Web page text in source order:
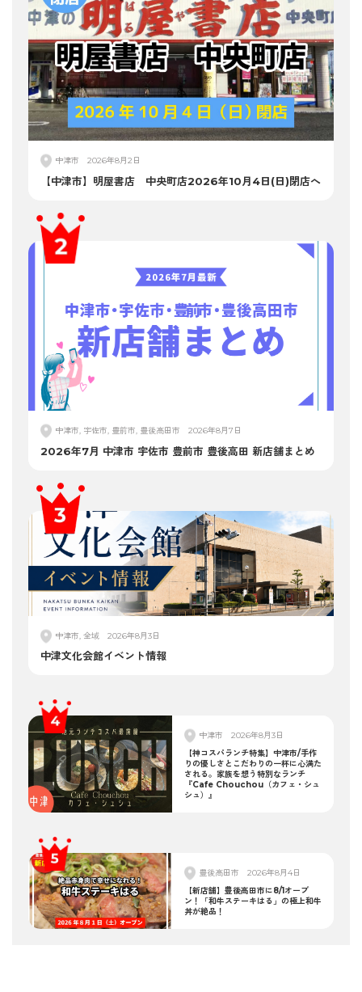
中津市 2026年8月2日
【中津市】明屋書店 中央町店2026年10月4日(日)閉店へ
中津市, 宇佐市, 豊前市, 豊後高田市 2026年8月7日
2026年7月 中津市 宇佐市 豊前市 豊後高田 新店舗まとめ
中津市, 全域 2026年8月3日
中津文化会館イベント情報
中津市
2026年8月3日
【神コスパランチ特集】中津市/手作
りの優しさとこだわりの一杯に心満た
される。家族を想う特別なランチ
『Cafe Chouchou（カフェ・シュ
シュ）』
豊後高田市
2026年8月4日
【新店舗】豊後高田市に8/1オープ
ン！「和牛ステーキはる」の極上和牛
丼が絶品！